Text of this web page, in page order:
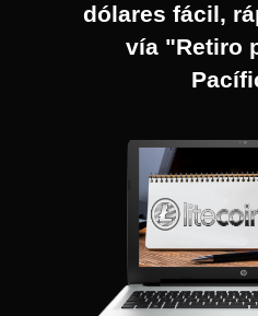
dólares fácil,
vía "Retiro